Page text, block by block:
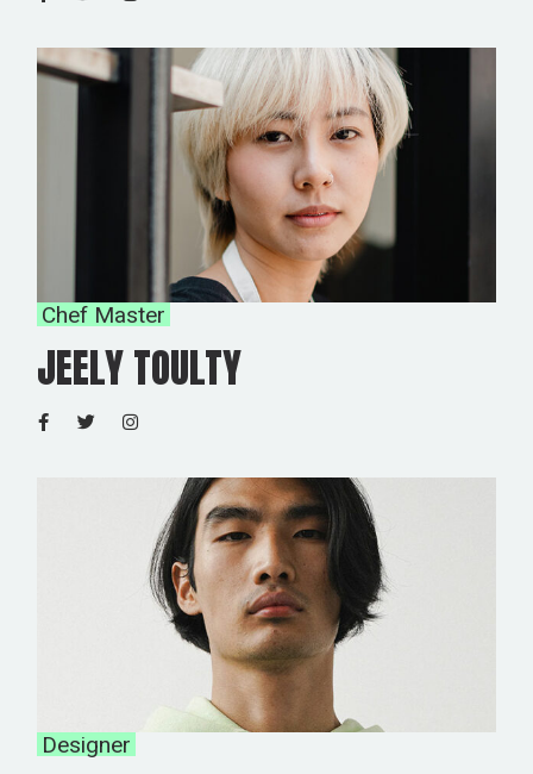
Chef Master
JEELY TOULTY
Designer